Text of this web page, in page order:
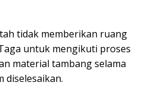
tidak memberikan ruang
untuk mengikuti proses
material tambang selama
diselesaikan.